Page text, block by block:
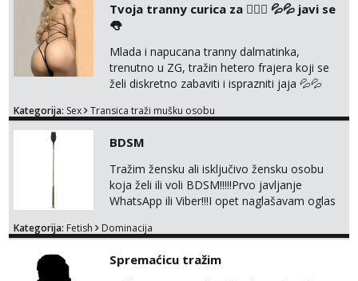
poljupce po tijelu koji me jako
pale,obozavam kad muskarac preuzme
kontrolu . javi se :) Klikni na link ispod i nadji
me tamo, cekam te!
Tvoja tranny curica za 👉🏻🍑 💦💦 javi se
👅
Mlada i napucana tranny dalmatinka,
trenutno u ZG, tražin hetero frajera koji se
želi diskretno zabaviti i isprazniti jaja 💦💦
Jako držin do sebe, NE naplaćujen. Zabavljan
dostupna jer mi je ovo samo povremena
zabava. Ulovi me, uživati ćeš 😉 Moje slike
vidiš, uživo san još bolja, bez neugodnih izn...
Kategorija: Sex Transica traži mušku osobu
BDSM
Tražim žensku ali isključivo žensku osobu
koja želi ili voli BDSM!!!!!Prvo javljanje
WhatsApp ili Viber!!!I opet naglašavam oglas
i trans nemojte se javljati!!!!!
Kategorija: Fetish Dominacija
Spremaćicu tražim